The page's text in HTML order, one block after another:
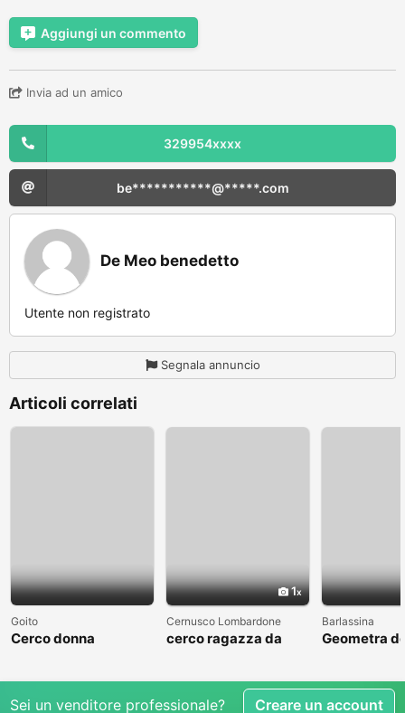
Aggiungi un commento
Invia ad un amico
329954xxxx
be***********@*****.com
De Meo benedetto
Utente non registrato
Segnala annuncio
Articoli correlati
Goito
Cerco donna
1
Cernusco Lombardone
cerco ragazza da
Barlassina
Geometra
Sei un venditore professionale? Creare un account